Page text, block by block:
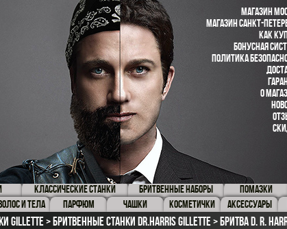
МАГАЗИН
МАГАЗИН САНКТ-
КАК
БОНУСНАЯ
ПОЛИТИКА
О
КЛАССИЧЕСКИЕ СТАНКИ БРИТВЕННЫЕ НАБОРЫ ПОМАЗКИ
И ТЕЛА ПАРФЮМ ЧАШКИ КОСМЕТИЧКИ АКСЕССУАРЫ
Gillette Бритвенные станки Dr.Harris Gillette Бритва D. R.